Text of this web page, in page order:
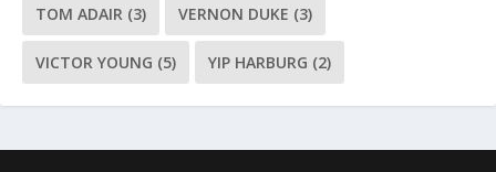
TOM ADAIR (3) VERNON DUKE (3)
VICTOR YOUNG (5) YIP HARBURG (2)